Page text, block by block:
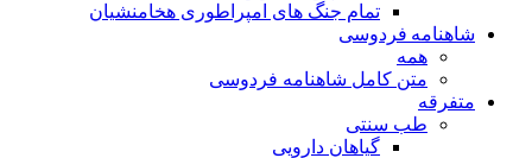
تمام جنگ های امپراطوری هخامنشیان
شاهنامه فردوسی
همه
متن کامل شاهنامه فردوسی
متفرقه
طب سنتی
گیاهان دارویی